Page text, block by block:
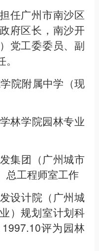
任广州市南沙区
府区长，南沙开
党工委委员、副
院附属中学（现
林学院园林专业
集团（广州城市
总工程师室工作
设计院（广州城
）规划室计划科
评为园林